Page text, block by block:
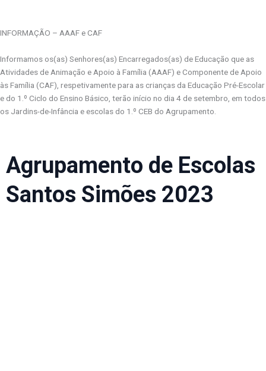
INFORMAÇÃO – AAAF e CAF
Informamos os(as) Senhores(as) Encarregados(as) de Educação que as
Atividades de Animação e Apoio à Família (AAAF) e Componente de Apoio
às Família (CAF), respetivamente para as crianças da Educação Pré-Escolar
e do 1.º Ciclo do Ensino Básico, terão início no dia 4 de setembro, em todos
os Jardins-de-Infância e escolas do 1.º CEB do Agrupamento.
Agrupamento de Escolas
Santos Simões 2023